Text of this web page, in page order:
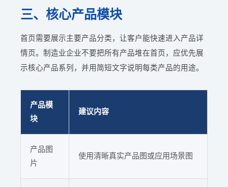
三、核心产品模块
首页需要展示主要产品分类，让客户能快速进入产品详
情页。制造业企业不要把所有产品堆在首页，应优先展
示核心产品系列，并用简短文字说明每类产品的用途。
产品模
块
建议内容
产品图
片
使用清晰真实产品图或应用场景图